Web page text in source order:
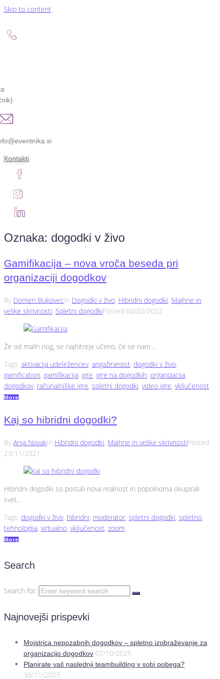
Skip to content
Kontakti
Oznaka: dogodki v živo
Gamifikacija – nova vroča beseda pri
organizaciji dogodkov
By Domen BukovecIn Dogodki v živo, Hibridni dogodki, Majhne in
velike skrivnosti, Spletni dogodkiPosted 02/02/2022
Že od malih nog, se najhitreje učimo, če se nam...
Tags: aktivacija udeležencev, angažiranost, dogodki v živo,
gamification, gamifikacija, igre, igre na dogodkih, organizacija
dogodkov, računalniške igre, spletni dogodki, video igre, vključenost
More
Kaj so hibridni dogodki?
By Anja NovakIn Hibridni dogodki, Majhne in velike skrivnostiPosted
23/11/2021
Hibridni dogodki so postali nova realnost in popolnoma okupirali
svet...
Tags: dogodki v živo, hibridni, moderator, spletni dogodki, spletno,
tehnologija, virtualno, vključenost, zoom
More
Search
Search for:
Najnovejši prispevki
Mojstrica nepozabnih dogodkov – spletno izobraževanje za
organizacijo dogodkov 07/10/2025
Planirate vaš naslednji teambuilding v sobi pobega?
30/11/2023